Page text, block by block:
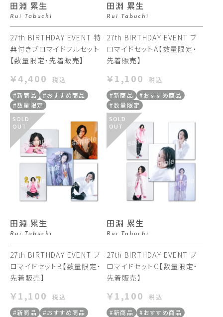
田淵 累生
Rui Tabuchi
27th BIRTHDAY EVENT 特
典付きブロマイドフルセット
【数量限定・先着販売】
￥4,400
税込
#新商品
#おすすめ商品
#数量限定
田淵 累生
Rui Tabuchi
27th BIRTHDAY EVENT ブ
ロマイドセットA【数量限定・
先着販売】
￥1,100
税込
#新商品
#おすすめ商品
#数量限定
SOLD
OUT
田淵 累生
Rui Tabuchi
27th BIRTHDAY EVENT ブ
ロマイドセットB【数量限定・
先着販売】
￥1,100
税込
#新商品
#おすすめ商品
SOLD
OUT
田淵 累生
Rui Tabuchi
27th BIRTHDAY EVENT ブ
ロマイドセットC【数量限定・
先着販売】
￥1,100
税込
#新商品
#おすすめ商品